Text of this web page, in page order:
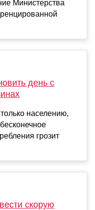
Министерства
день с
населению,
грозит
скорую